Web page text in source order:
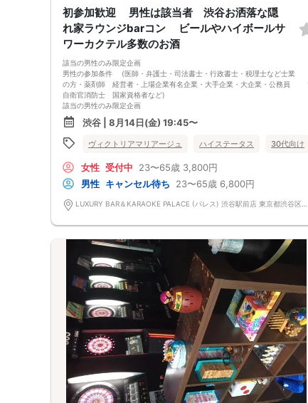
追加オーダー制度
体調の悪い方やコロナウイルスの症状がある方はご参加はご遠慮いただい
ております。
ご参加には自己責任になります。
比率が偏る場合もございます。
比率は調整されていません。少人数になります。最低遂行人数２対２
当日お申し込みが多数のため比率や人数は様々になる場合もございます。
ご理解の上ご参加をお願い致します。
初参加歓迎 男性は該当者 渋谷お洒落な隠
れ家ラウンジbarコン ビールやハイボールサ
ワーカクテル多数のお酒
該当の男性のみ限定企画
男性の参加条件 (医師・弁護士・司法書士・行政書士・税理士など士業
の方・薬剤師 経営者・上場企業有名企業・大手企業・大企業・公務員
自衛官消防士 国家資格者など)
該当の男性のみ限定企画
名刺やホームページ確認 免許資格など確認 身長は１７５センチ以上
のみでも該当でも参加可能 小さな会社勤務でも年収６００万以上の源泉
徴収表の写メや持参でも参加可能です。 公的身分証明できるものが持参
できないとご参加ができません。 特別枠もございます。
座ってしっかりお話しできるよう完全着席形式になっております。
ゆっくりお話ししたい方におすすめです♪
ライン交換タイム はもちろん シャッフルタイムもございますのでお一人
様も安心で楽しめます!!
お互いのことをじっくりと知る事ができます！！都内近郊にいる方同士で
男女の比率は調整をされておりません。ご理解の上、お申し込みください
ビールはもちろん、ワイン サワー、カクテル、ハイボールソフトドリン
クや酒類ドリンクも飲み放題 全４０酒類のラインナップ
軽食つき
会の後に２次会にいかがでしょうか？
ﾟ･:,｡ﾟ･:,｡★ﾟ･:,｡ﾟ･:,｡☆ﾟ･:,｡ﾟ･:,｡★ﾟ･:,｡ﾟ･:,｡☆ﾟ･:,｡ﾟ･:,｡★ﾟ･:
ご理解の上お申し込みくださいませ。
体調の悪い方やコロナウイルスの症状がある方はご参加はご遠慮いただい
ております。
ご参加には自己責任になります。天災や事故などは自己責任になります。
比率が偏る場合もございます。１時間前に中止の場合にはご連絡
比率は調整されていません。少人数になります。最低遂行人数２対２
当日お申し込みが多数のため比率や人数は様々になる場合もございます。
比率や人数など開示しておりません。ご返金は致しておりません。ご理解
渋谷 | 8月14日(金) 19:45〜
ヴィクトリアマリアージュ ハイステータス 30代向け
女性 受付中 23〜65歳 3,800円
男性 キャンセル待ち 23〜65歳 6,800円
LUXURY BAR＆KARAOKE PALACE (パレス) 渋谷駅前店 東京都渋谷区渋谷１-25-6 渋谷パークサイド 共同ビル 4F